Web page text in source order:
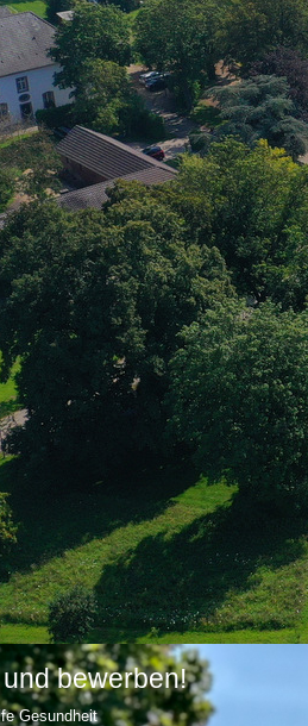
und bewerben!
Gesundheit